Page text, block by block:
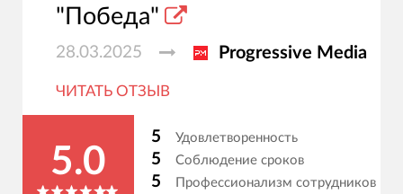
"Победа"
28.03.2025 Progressive Media
ЧИТАТЬ ОТЗЫВ
5.0
5 Удовлетворенность
5 Соблюдение сроков
5 Профессионализм сотрудников